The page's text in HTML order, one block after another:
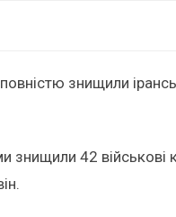
знищили
42 військові